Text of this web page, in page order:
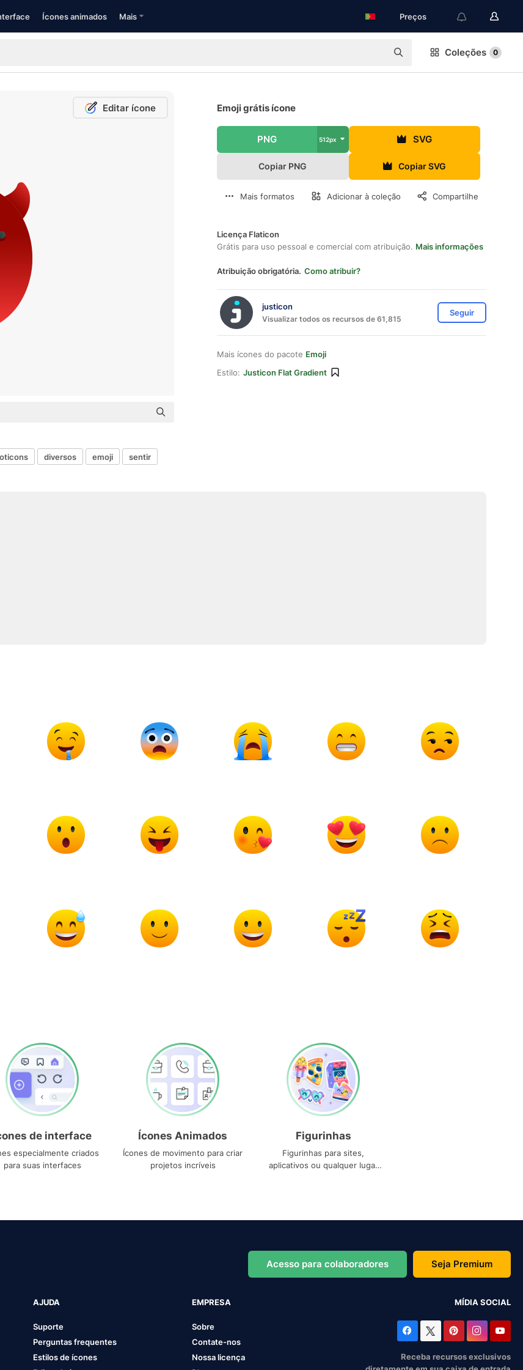
Ícones animados Mais Preços
Coleções 0
Editar ícone Emoji grátis ícone
PNG 512px SVG
Copiar PNG Copiar SVG
Mais formatos Adicionar à coleção Compartilhe
Licença Flaticon
Grátis para uso pessoal e comercial com atribuição. Mais informações
Atribuição obrigatória. Como atribuir?
justicon
Visualizar todos os recursos de 61,815
Seguir
Mais ícones do pacote Emoji
Estilo: Justicon Flat Gradient
diversos emoji sentir
de interface
especialmente criados
para suas interfaces
Ícones Animados
Ícones de movimento para criar
projetos incríveis
Figurinhas
Figurinhas para sites,
aplicativos ou qualquer lugar
Acesso para colaboradores Seja Premium
AJUDA
Suporte
Perguntas frequentes
Estilos de ícones
EMPRESA
Sobre
Contate-nos
Nossa licença
MÍDIA SOCIAL
Receba recursos exclusivos